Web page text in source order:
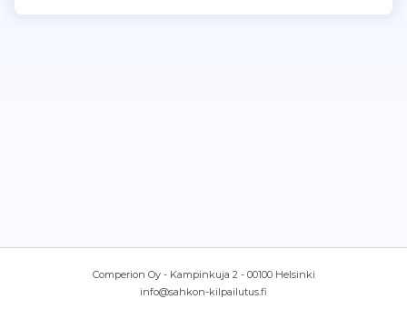
Comperion Oy - Kampinkuja 2 - 00100 Helsinki
info@sahkon-kilpailutus.fi